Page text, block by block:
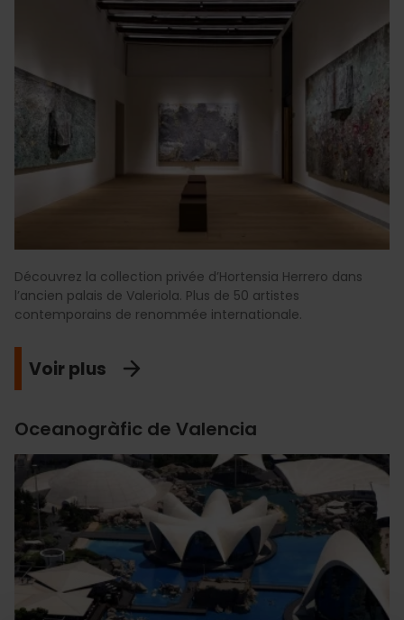
Découvrez la collection privée d’Hortensia Herrero dans
l’ancien palais de Valeriola. Plus de 50 artistes
contemporains de renommée internationale.
Voir plus
Oceanogràfic de Valencia